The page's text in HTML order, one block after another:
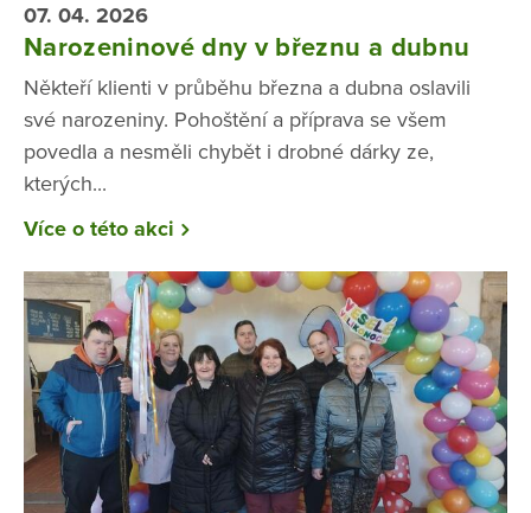
07. 04. 2026
Narozeninové dny v březnu a dubnu
Někteří klienti v průběhu března a dubna oslavili
své narozeniny. Pohoštění a příprava se všem
povedla a nesměli chybět i drobné dárky ze,
kterých...
Více o této akci